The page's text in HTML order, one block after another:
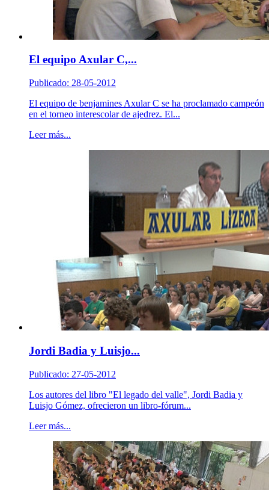
El equipo Axular C,...
Publicado: 28-05-2012
El equipo de benjamines Axular C se ha proclamado campeón
en el torneo interescolar de ajedrez. El...
Leer más...
Jordi Badia y Luisjo...
Publicado: 27-05-2012
Los autores del libro "El legado del valle", Jordi Badia y
Luisjo Gómez, ofrecieron un libro-fórum...
Leer más...